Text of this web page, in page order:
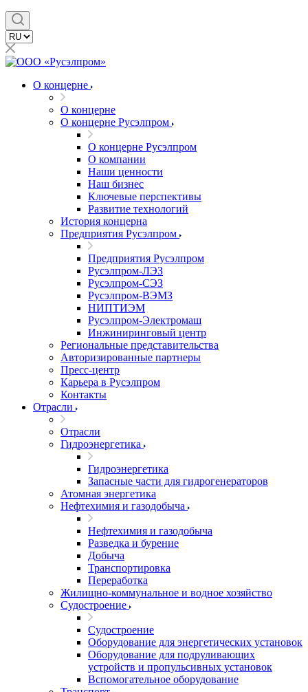
О концерне
О концерне
О концерне Русэлпром
О концерне Русэлпром
О компании
Наши ценности
Наш бизнес
Ключевые перспективы
Развитие технологий
История концерна
Предприятия Русэлпром
Предприятия Русэлпром
Русэлпром-ЛЭЗ
Русэлпром-СЭЗ
Русэлпром-ВЭМЗ
НИПТИЭМ
Русэлпром-Электромаш
Инжиниринговый центр
Региональные представительства
Авторизированные партнеры
Пресс-центр
Карьера в Русэлпром
Контакты
Отрасли
Отрасли
Гидроэнергетика
Гидроэнергетика
Запасные части для гидрогенераторов
Атомная энергетика
Нефтехимия и газодобыча
Нефтехимия и газодобыча
Разведка и бурение
Добыча
Транспортировка
Переработка
Жилищно-коммунальное и водное хозяйство
Судостроение
Судостроение
Оборудование для энергетических установок
Оборудование для подруливающих
устройств и пропульсивных установок
Вспомогательное оборудование